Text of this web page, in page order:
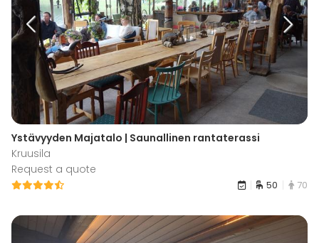
Ystävyyden Majatalo | Saunallinen rantaterassi
Kruusila
Request a quote
50 70